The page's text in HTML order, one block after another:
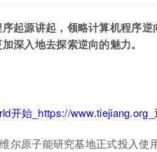
起源讲起，领略计算机程序
深入地去探索逆向的魅力。
尔原子能研究基地正式投入使